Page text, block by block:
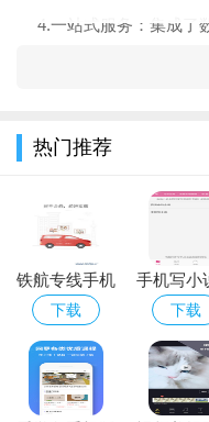
4.一站式服务：集成了
功能，为用户提供一站式
软件亮点
1.跨平台兼容：无论是
下载和使用太一护照，实
2.高级加密技术：应用
行级别的数据保护，有效
3.便捷的数据互通：支
可无缝在各种服务之间分
热门推荐
铁航专线手机
版下载_铁航
专线安卓ios
版下载
下载
手机写小
机版下载
机写小说
ios版下
下载